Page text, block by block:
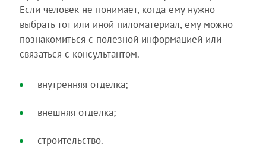
Если человек не понимает, когда ему нужно
выбрать тот или иной пиломатериал, ему можно
познакомиться с полезной информацией или
связаться с консультантом.
внутренняя отделка;
внешняя отделка;
строительство.